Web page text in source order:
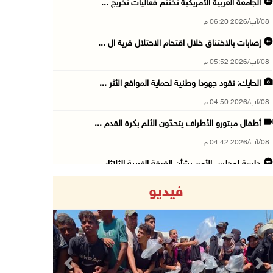
الجامعة العربية الأمريكية تختتم فعاليات تخريج ...
08/آب/2026 06:20 م
إصابات بالاختناق خلال اقتحام الاحتلال قرية ال ...
08/آب/2026 05:52 م
الحايك: نقود جهودا وطنية لحماية المواقع الأثر ...
08/آب/2026 04:50 م
أطفال مبتورو الأطراف يتحدّون الألم بكرة القدم ...
08/آب/2026 04:42 م
جلسة لمجلس الأمن بشأن الضفة الغربية الثلاثاء ...
08/آب/2026 03:51 م
مستعمر إرهابي يُطلق مواشيه في أراضي الطيبة شر ...
08/آب/2026 02:37 م
فيديو
Previous Next